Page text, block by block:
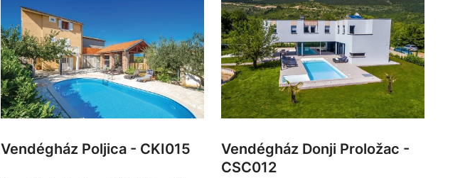
Vendégház Poljica - CKI015
Vendégház Donji Proložac -
CSC012